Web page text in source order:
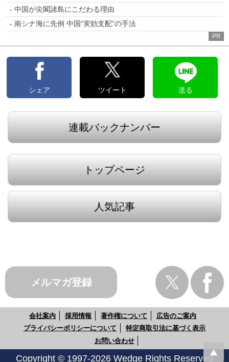
中国が尖閣諸島にこだわる理由
南シナ海に先例 中国“実効支配”の手法
PR
シェア ツイート 送る
連載バックナンバー
トップページ
人気記事
メルマガ登録
会社案内 採用情報 著作権について
広告のご案内
プライバシーポリシーについて
特定商取引法に基づく表示
お問い合わせ
Copyright © 1997-2026 Wedge Rights Reserved